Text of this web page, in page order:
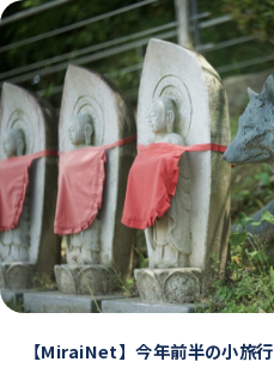
【MiraiNet】今年前半の小旅行